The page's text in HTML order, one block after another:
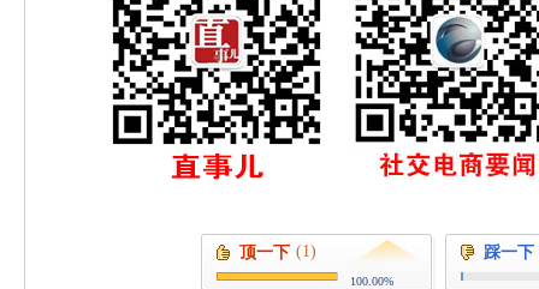
顶一下 (1)
100.00%
踩一下